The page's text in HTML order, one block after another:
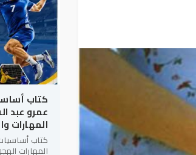
عمرو عبد
المهارات
المهارات